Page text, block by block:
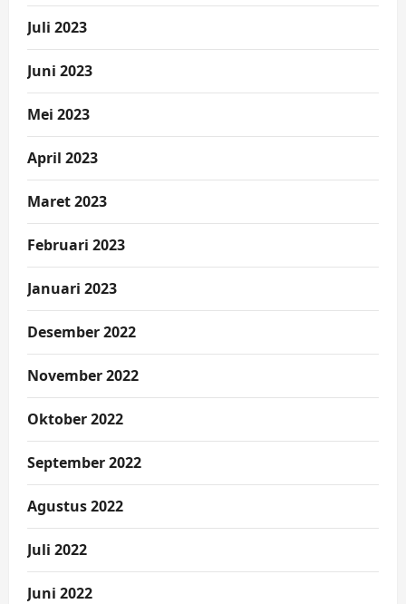
Juli 2023
Juni 2023
Mei 2023
April 2023
Maret 2023
Februari 2023
Januari 2023
Desember 2022
November 2022
Oktober 2022
September 2022
Agustus 2022
Juli 2022
Juni 2022